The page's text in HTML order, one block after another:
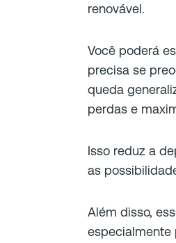
renovável.
Você poderá
precisa se
queda
perdas e
Isso reduz a
as
Além disso,
especialmente